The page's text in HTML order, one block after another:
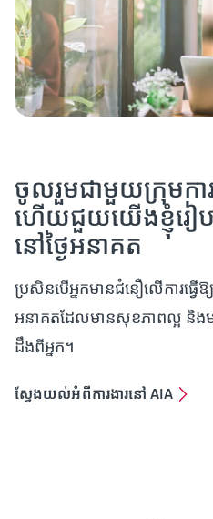
ចូលរួមជាមួយក្រុមការ
ហើយជួយយើងខ្ញុំរៀប
នៅថ្ងៃអនាគត
ប្រសិនបើអ្នកមានជំនឿលើការធ្វើឱ្
អនាគតដែលមានសុខភាពល្អ និងម
ដឹងពីអ្នក។
ស្វែងយល់អំពីការងារនៅ AIA